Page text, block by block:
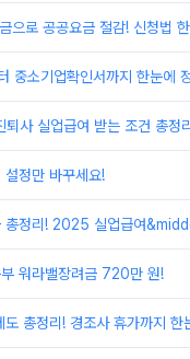
으로 공공요금 절감! 신청법
중소기업확인서까지 한눈에
사 실업급여 받는 조건 총정
정만 바꾸세요!
총정리! 2025 실업급여
워라밸장려금 720만 원!
총정리! 경조사 휴가까지 한